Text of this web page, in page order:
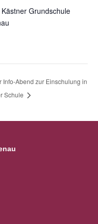
Kästner Grundschule
Info-Abend zur Einschulung in
Schule